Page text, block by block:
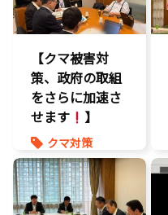
【クマ被害対
策、政府の取組
をさらに加速さ
せます
】
クマ対策
ヒグマ対策
環境部会